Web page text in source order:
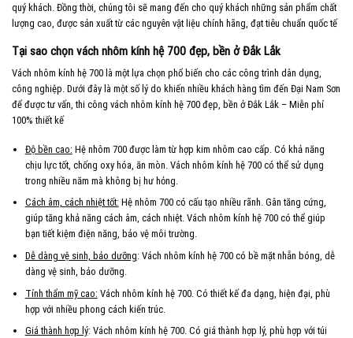
quý khách. Đồng thời, chúng tôi sẽ mang đến cho quý khách những sản phẩm chất
lượng cao, được sản xuất từ các nguyên vật liệu chính hãng, đạt tiêu chuẩn quốc tế
Tại sao chọn vách nhôm kính hệ 700 đẹp, bền ở Đắk Lắk
Vách nhôm kính hệ 700 là một lựa chọn phổ biến cho các công trình dân dụng,
công nghiệp. Dưới đây là một số lý do khiến nhiều khách hàng tìm đến Đại Nam Sơn
để được tư vấn, thi công vách nhôm kính hệ 700 đẹp, bền ở Đắk Lắk – Miễn phí
100% thiết kế
Độ bền cao:Hệ nhôm 700 được làm từ hợp kim nhôm cao cấp. Có khả năng
chịu lực tốt, chống oxy hóa, ăn mòn. Vách nhôm kính hệ 700 có thể sử dụng
trong nhiều năm mà không bị hư hỏng.
Cách âm, cách nhiệt tốt:Hệ nhôm 700 có cấu tạo nhiều rãnh. Gân tăng cứng,
giúp tăng khả năng cách âm, cách nhiệt. Vách nhôm kính hệ 700 có thể giúp
bạn tiết kiệm điện năng, bảo vệ môi trường.
Dễ dàng vệ sinh, bảo dưỡng: Vách nhôm kính hệ 700 có bề mặt nhẵn bóng, dễ
dàng vệ sinh, bảo dưỡng.
Tính thẩm mỹ cao:Vách nhôm kính hệ 700. Có thiết kế đa dạng, hiện đại, phù
hợp với nhiều phong cách kiến trúc.
Giá thành hợp lý: Vách nhôm kính hệ 700. Có giá thành hợp lý, phù hợp với túi